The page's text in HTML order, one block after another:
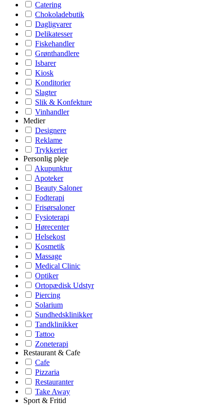
Catering
Chokoladebutik
Dagligvarer
Delikatesser
Fiskehandler
Grønthandlere
Isbarer
Kiosk
Konditorier
Slagter
Slik & Konfekture
Vinhandler
Medier
Designere
Reklame
Trykkerier
Personlig pleje
Akupunktur
Apoteker
Beauty Saloner
Fodterapi
Frisørsaloner
Fysioterapi
Hørecenter
Helsekost
Kosmetik
Massage
Medical Clinic
Optiker
Ortopædisk Udstyr
Piercing
Solarium
Sundhedsklinikker
Tandklinikker
Tattoo
Zoneterapi
Restaurant & Cafe
Cafe
Pizzaria
Restauranter
Take Away
Sport & Fritid